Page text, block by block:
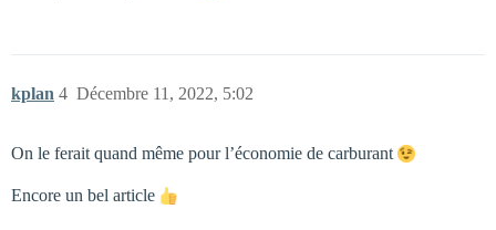
kplan Décembre 11, 2022, 5:02
4
On le ferait quand même pour l’économie de carburant
Encore un bel article